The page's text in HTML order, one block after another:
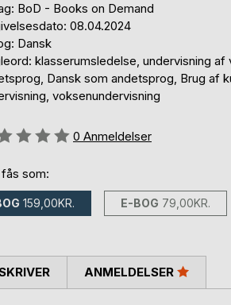
BoD - Books on Demand
08.04.2024
Dansk
klasserumsledelse, undervisning af
Dansk som andetsprog, Brug af
voksenundervisning
0 Anmeldelser
fås som:
159,00KR. E-BOG 79,00KR.
ANMELDELSER